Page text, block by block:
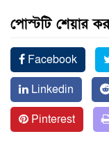
পোস্টটি শেয়ার
Facebook
Linkedin
Pinterest